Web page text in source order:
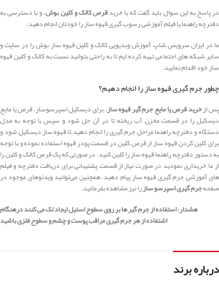
در پاسخ به این سوال باید گفت که با خریدقرص کالک و کلین بوش، و با دسترسی به
دفترچه راهنما یا فیلم آموزشی رسوب گیری قهوه ساز را خودتان انجام دهید.
ما در ایران سرویس شاپ آموزش وبدیویی کالک و کلین قهوه ساز بوش را در سایت و
سایر شبکه های اجتماعی تهیه کرده ایم تا به راحتی بتوانید نسبت به کالک و کلین قهوه
ساز خود اقدام نمایید.
چطور جرم گیری قهوه ساز را انجام دهیم؟
پس ازخرید قرص یا مایع جرم گیر قهوه ساز، برای دیسکیل اسپرسوساز، قرص یا مایع
دیسکیل را در قسمت مخزن آب ریخته تا در آن حل شود و سپس با توجه به مدل
دستگاه و دفترچه راهنما مراحل جرم گیری را انجام دهید تا قهوه ساز دیسکیل شود و
برای کلین کردن قهوه ساز از قرص کلین در قسمت پودر قهوه استفاده نموده و با توجه
به دستور دفترچه راهنما قهوه ساز را کلین کنید. در صورتی که پک قرص کالک و کلین را
از ما خریداری نمودید در صورت نیاز از قسمت پشتیبانی برای دریافت دفترچه و فیلم
های آموزشی جرم گیری قهوه ساز پیام دهید. همچنین می‌توانید ویدئو‌های موجود در
صفحهجرم گیری اسپرسو سازرا نیز مشاهده بفرمائید.
هشدار: استفاده از جرم گیر ها بر روی سطوح استیل ایجاد لک می کنند درهنگام
اشتفاده از هر جرم گیری مراقب پوست و چشم و سطوح فلزی باشید
درباره برند